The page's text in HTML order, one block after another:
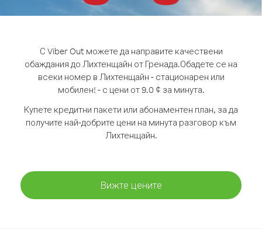
С Viber Out можете да направите качествени
обаждания до Лихтенщайн от Гренада.Обадете се на
всеки номер в Лихтенщайн - стационарен или
мобилен! - с цени от 9.0 ¢ за минута.
Купете кредитни пакети или абонаментен план, за да
получите най-добрите цени на минута разговор към
Лихтенщайн.
Вижте цените